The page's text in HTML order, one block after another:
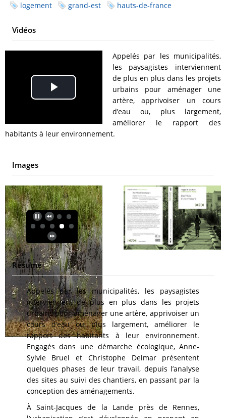
logement
grand-est hauts-de-france
Vidéos
Play
Video
Appelés par les municipalités,
les paysagistes interviennent
de plus en plus dans les projets
urbains pour aménager une
artère, apprivoiser un cours
d’eau ou, plus largement,
améliorer le rapport des
habitants à leur environnement.
Images
Résumé
Appelés par les municipalités, les paysagistes
interviennent de plus en plus dans les projets
urbains pour aménager une artère, apprivoiser un
cours d’eau ou, plus largement, améliorer le
rapport des habitants à leur environnement.
Engagés dans une démarche écologique, Anne-
Sylvie Bruel et Christophe Delmar présentent
quelques phases de leur travail, depuis l’analyse
des sites au suivi des chantiers, en passant par la
conception des aménagements.
À Saint-Jacques de la Lande près de Rennes,